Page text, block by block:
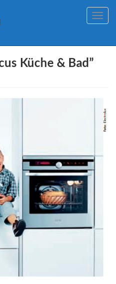
Toggle
Küche & Bad”